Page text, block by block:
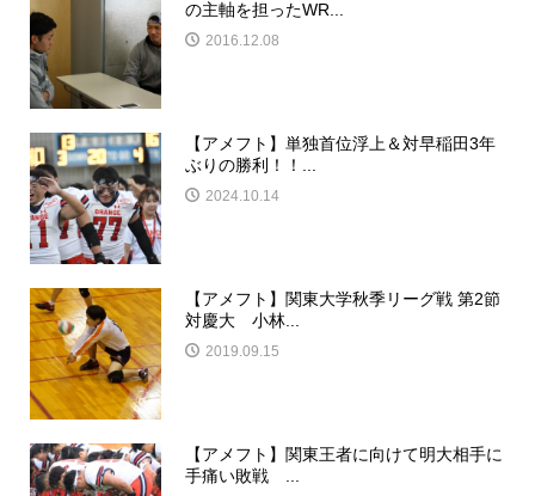
の主軸を担ったWR...
2016.12.08
【アメフト】単独首位浮上＆対早稲田3年
ぶりの勝利！！...
2024.10.14
【アメフト】関東大学秋季リーグ戦 第2節
対慶大 小林...
2019.09.15
【アメフト】関東王者に向けて明大相手に
手痛い敗戦 ...